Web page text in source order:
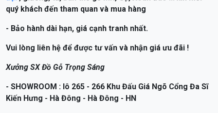
dạng trắng, nâu, vàng.. )
- kích Thước cao 2m rộng 2m sâu 55cm
- Chia 3 Buồng 2 ngăn kéo
- Chất Liệu Gỗ Công Nghiệp MDF Minh Long dày 1,7cm
Chuyên bán buôn , bán lẻ .Xin mời quý khách đến tham quan
và mua hàng .